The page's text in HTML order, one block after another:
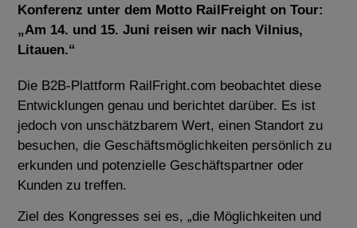
Konferenz unter dem Motto RailFreight on Tour:
„Am 14. und 15. Juni reisen wir nach Vilnius,
Litauen.“
Die B2B-Plattform RailFright.com beobachtet diese
Entwicklungen genau und berichtet darüber. Es ist
jedoch von unschätzbarem Wert, einen Standort zu
besuchen, die Geschäftsmöglichkeiten persönlich zu
erkunden und potenzielle Geschäftspartner oder
Kunden zu treffen.
Ziel des Kongresses sei es, „die Möglichkeiten und